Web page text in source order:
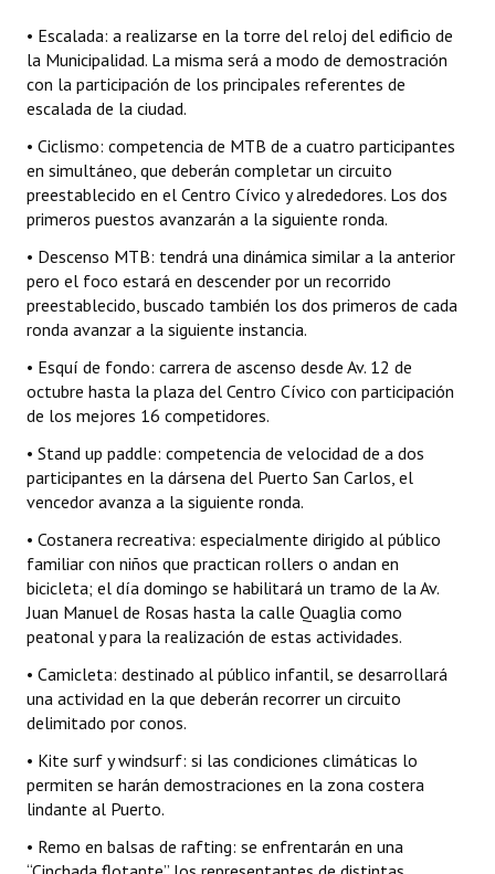
Registros y Distinciones
Datos Históricos
Audiencias Públicas - Registro
Mujeres que Dejaron Huellas - Registro
Periodistas Decanos - Registro
Ciudadano Ilustre - Registro
Huéspedes de Honor - Registro
Antiguos Pobladores - Registro
Reconocimientos - Registro
Bariloche, Municipio intercultural
Entrega de distinciones
REFORMA DE LA CARTA ORGÁNICA
• Escalada: a realizarse en la torre del reloj del edificio de
la Municipalidad. La misma será a modo de demostración
con la participación de los principales referentes de
escalada de la ciudad.
• Ciclismo: competencia de MTB de a cuatro participantes
en simultáneo, que deberán completar un circuito
preestablecido en el Centro Cívico y alrededores. Los dos
primeros puestos avanzarán a la siguiente ronda.
• Descenso MTB: tendrá una dinámica similar a la anterior
pero el foco estará en descender por un recorrido
preestablecido, buscado también los dos primeros de cada
ronda avanzar a la siguiente instancia.
• Esquí de fondo: carrera de ascenso desde Av. 12 de
octubre hasta la plaza del Centro Cívico con participación
de los mejores 16 competidores.
• Stand up paddle: competencia de velocidad de a dos
participantes en la dársena del Puerto San Carlos, el
vencedor avanza a la siguiente ronda.
• Costanera recreativa: especialmente dirigido al público
familiar con niños que practican rollers o andan en
bicicleta; el día domingo se habilitará un tramo de la Av.
Juan Manuel de Rosas hasta la calle Quaglia como
peatonal y para la realización de estas actividades.
• Camicleta: destinado al público infantil, se desarrollará
una actividad en la que deberán recorrer un circuito
delimitado por conos.
• Kite surf y windsurf: si las condiciones climáticas lo
permiten se harán demostraciones en la zona costera
lindante al Puerto.
• Remo en balsas de rafting: se enfrentarán en una